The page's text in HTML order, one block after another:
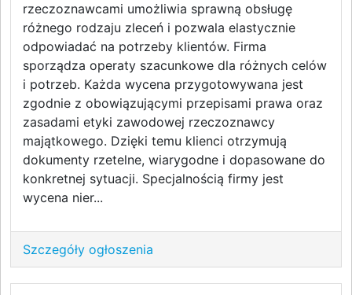
rzeczoznawcami umożliwia sprawną obsługę
różnego rodzaju zleceń i pozwala elastycznie
odpowiadać na potrzeby klientów. Firma
sporządza operaty szacunkowe dla różnych celów
i potrzeb. Każda wycena przygotowywana jest
zgodnie z obowiązującymi przepisami prawa oraz
zasadami etyki zawodowej rzeczoznawcy
majątkowego. Dzięki temu klienci otrzymują
dokumenty rzetelne, wiarygodne i dopasowane do
konkretnej sytuacji. Specjalnością firmy jest
wycena nier...
Szczegóły ogłoszenia